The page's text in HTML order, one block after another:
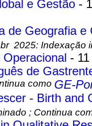
e Gestão -
de Geografia
2025: Indexação
Operacional -
de
como GE-
- Birth and
; Continua